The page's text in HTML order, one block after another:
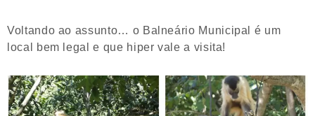
Voltando ao assunto… o Balneário Municipal é um
local bem legal e que hiper vale a visita!